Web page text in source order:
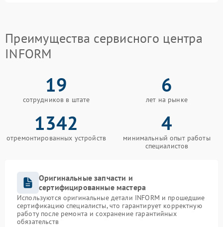
Преимущества сервисного центра
INFORM
19
сотрудников в штате
6
лет на рынке
1342
отремонтированных устройств
4
минимальный опыт работы
специалистов
Оригинальные запчасти и
сертифицированные мастера
Используются оригинальные детали INFORM и прошедшие
сертификацию специалисты, что гарантирует корректную
работу после ремонта и сохранение гарантийных
обязательств